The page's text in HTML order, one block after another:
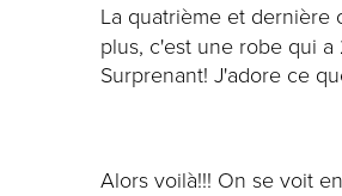
La quatrième et dernière
plus, c'est une robe qui
Surprenant! J'adore ce
Alors voilà!!! On se voit